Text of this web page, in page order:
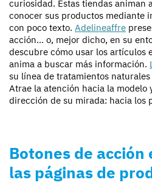
curiosidad. Estas tiendas animan
conocer sus productos mediante
con poco texto. Adelineaffre
acción... o, mejor dicho, en su
descubre cómo usar los artículos
anima a buscar más información.
su línea de tratamientos
Atrae la atención hacia la modelo
dirección de su mirada: hacia los
Botones de acción
las páginas de